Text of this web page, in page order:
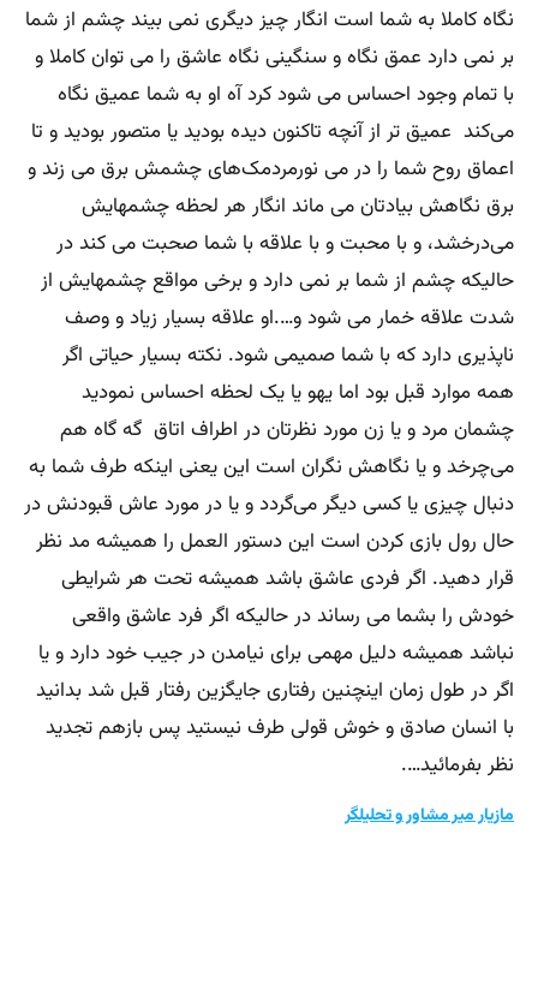
نگاه کاملا به شما است انگار چیز دیگری نمی بیند چشم از شما
بر نمی دارد عمق نگاه و سنگینی نگاه عاشق را می توان کاملا و
با تمام وجود احساس می شود کرد آه او به شما عمیق نگاه
می‌کند عمیق تر از آنچه تاکنون دیده بودید یا متصور بودید و تا
اعماق روح شما را در می نورمردمک‌های چشمش برق می زند و
برق نگاهش بیادتان می ماند انگار هر لحظه چشمهایش
می‌درخشد، و با محبت و با علاقه با شما صحبت می کند در
حالیکه چشم از شما بر نمی دارد و برخی مواقع چشمهایش از
شدت علاقه خمار می شود و….او علاقه بسیار زیاد و وصف
ناپذیری دارد که با شما صمیمی شود. نکته بسیار حیاتی اگر
همه موارد قبل بود اما یهو یا یک لحظه احساس نمودید
چشمان مرد و یا زن مورد نظرتان در اطراف اتاق گه گاه هم
می‌چرخد و یا نگاهش نگران است این یعنی اینکه طرف شما به
دنبال چیزی یا کسی دیگر می‌گردد و یا در مورد عاش قبودنش در
حال رول بازی کردن است این دستور العمل را همیشه مد نظر
قرار دهید. اگر فردی عاشق باشد همیشه تحت هر شرایطی
خودش را بشما می رساند در حالیکه اگر فرد عاشق واقعی
نباشد همیشه دلیل مهمی برای نیامدن در جیب خود دارد و یا
اگر در طول زمان اینچنین رفتاری جایگزین رفتار قبل شد بدانید
با انسان صادق و خوش قولی طرف نیستید پس بازهم تجدید
نظر بفرمائید….
مازیار میر مشاور و تحلیلگر